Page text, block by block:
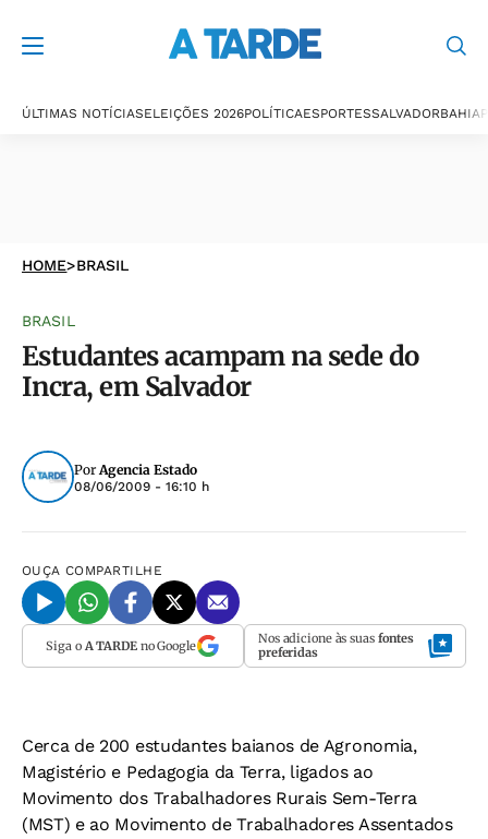
ÚLTIMAS NOTÍCIASELEIÇÕES 2026POLÍTICAESPORTESSALVADORBAHIA
HOME>BRASIL
BRASIL
Estudantes acampam na sede do
Incra, em Salvador
PorAgencia Estado
08/06/2009 - 16:10 h
OUÇA COMPARTILHE
Siga o A TARDEno Google Nos adicione às suas fontes
preferidas
Cerca de 200 estudantes baianos de Agronomia,
Magistério e Pedagogia da Terra, ligados ao
Movimento dos Trabalhadores Rurais Sem-Terra
(MST) e ao Movimento de Trabalhadores Assentados